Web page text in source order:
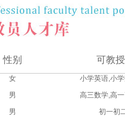
性别 可教
女
小学英语,小
男
高三数学,高
男
初一初